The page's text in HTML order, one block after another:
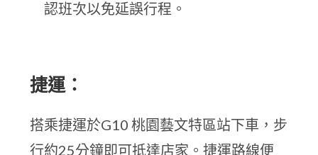
認班次以免延誤行程。
捷運：
搭乘捷運於G10 桃園藝文特區站下車，步
行約25分鐘即可抵達店家。捷運路線便